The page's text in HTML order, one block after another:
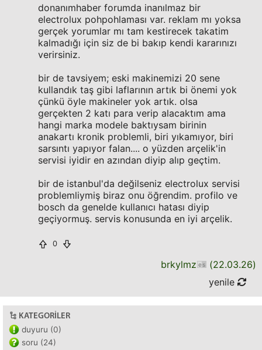
donanımhaber forumda inanılmaz bir
electrolux pohpohlaması var. reklam mı yoksa
gerçek yorumlar mı tam kestirecek takatim
kalmadığı için siz de bi bakıp kendi kararınızı
verirsiniz.
bir de tavsiyem; eski makinemizi 20 sene
kullandık taş gibi laflarının artık bi önemi yok
çünkü öyle makineler yok artık. olsa
gerçekten 2 katı para verip alacaktım ama
hangi marka modele baktıysam birinin
anakartı kronik problemli, biri yıkamıyor, biri
sarsıntı yapıyor falan.... o yüzden arçelik'in
servisi iyidir en azından diyip alıp geçtim.
bir de istanbul'da değilseniz electrolux servisi
problemliymiş biraz onu öğrendim. profilo ve
bosch da genelde kullanıcı hatası diyip
geçiyormuş. servis konusunda en iyi arçelik.
0
brkylmz (22.03.26)
yenile
KATEGORILER
duyuru (0)
soru (24)